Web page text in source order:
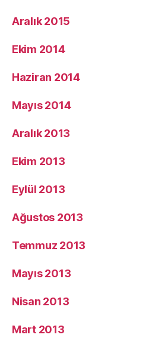
Aralık 2015
Ekim 2014
Haziran 2014
Mayıs 2014
Aralık 2013
Ekim 2013
Eylül 2013
Ağustos 2013
Temmuz 2013
Mayıs 2013
Nisan 2013
Mart 2013